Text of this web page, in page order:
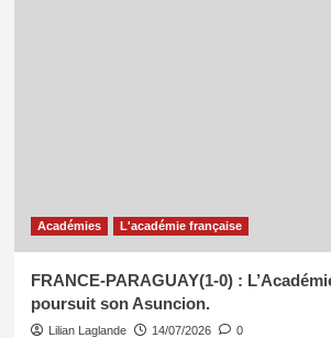
Académies L'académie française
FRANCE-PARAGUAY(1-0) :
poursuit son Asuncion.
Lilian Laglande 14/07/2026 0